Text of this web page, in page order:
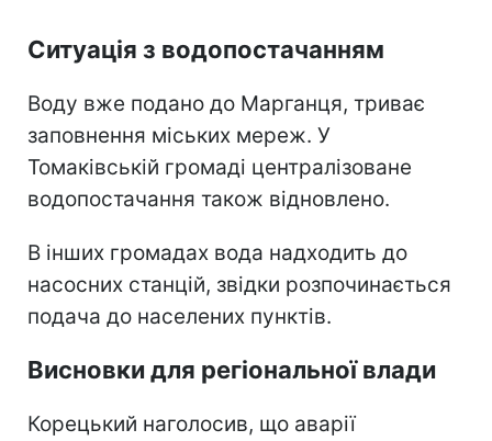
Ситуація з водопостачанням
Воду вже подано до Марганця, триває
заповнення міських мереж. У
Томаківській громаді централізоване
водопостачання також відновлено.
В інших громадах вода надходить до
насосних станцій, звідки розпочинається
подача до населених пунктів.
Висновки для регіональної влади
Корецький наголосив, що аварії